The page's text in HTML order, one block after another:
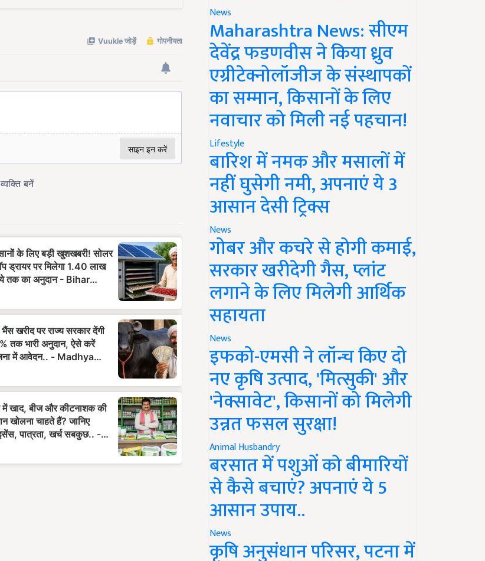
News
Maharashtra News: सीएम
देवेंद्र फडणवीस ने किया ध्रुव
एग्रीटेक्नोलॉजीज के संस्थापकों
का सम्मान, किसानों के लिए
नवाचार को मिली नई पहचान!
Lifestyle
बारिश में नमक और मसालों में
नहीं घुसेगी नमी, अपनाएं ये 3
आसान देसी ट्रिक्स
News
गोबर और कचरे से होगी कमाई,
सरकार खरीदेगी गैस, प्लांट
लगाने के लिए मिलेगी आर्थिक
सहायता
News
इफको-एमसी ने लॉन्च किए दो
नए कृषि उत्पाद, 'मित्सुकी' और
'नेक्सावेट', किसानों को मिलेगी
उन्नत फसल सुरक्षा!
Animal Husbandry
बरसात में पशुओं को बीमारियों
से कैसे बचाएं? अपनाएं ये 5
आसान उपाय..
News
कृषि अनुसंधान परिसर, पटना में